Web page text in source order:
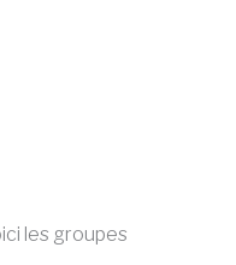
les groupes